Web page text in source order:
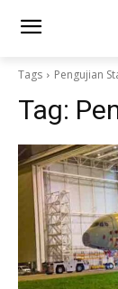
Tags Pengujian
Tag: